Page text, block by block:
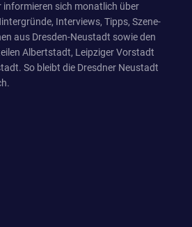
informieren sich monatlich über
Interviews, Tipps, Szene-
aus Dresden-Neustadt sowie den
Albertstadt, Leipziger Vorstadt
So bleibt die Dresdner Neustadt